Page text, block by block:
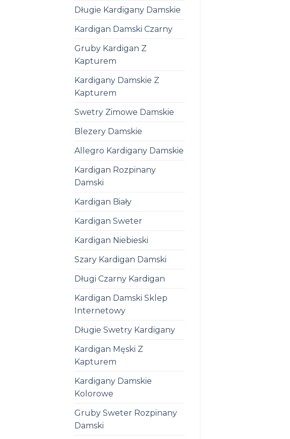
Długie Kardigany Damskie
Kardigan Damski Czarny
Gruby Kardigan Z
Kapturem
Kardigany Damskie Z
Kapturem
Swetry Zimowe Damskie
Blezery Damskie
Allegro Kardigany Damskie
Kardigan Rozpinany
Damski
Kardigan Biały
Kardigan Sweter
Kardigan Niebieski
Szary Kardigan Damski
Długi Czarny Kardigan
Kardigan Damski Sklep
Internetowy
Długie Swetry Kardigany
Kardigan Męski Z
Kapturem
Kardigany Damskie
Kolorowe
Gruby Sweter Rozpinany
Damski